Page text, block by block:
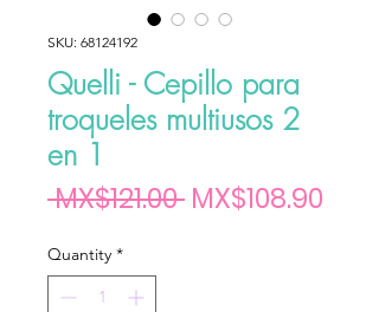
SKU: 68124192
Quelli - Cepillo para
troqueles multiusos 2
en 1
MX$121.00 Regular Price
MX$108.90
Quantity *